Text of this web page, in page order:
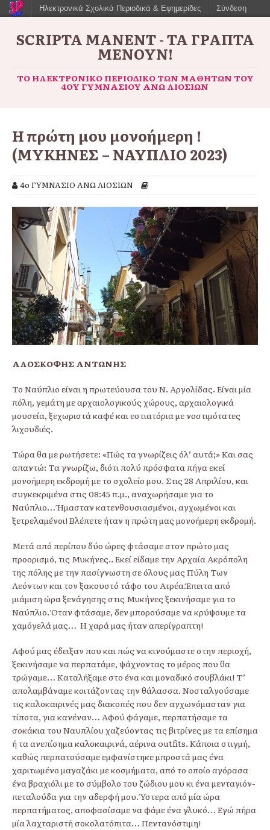
SCRIPTA MANENT - ΤΑ ΓΡΑΠΤΆ
ΜΈΝΟΥΝ!
ΤΟ ΗΛΕΚΤΡΟΝΙΚΌ ΠΕΡΙΟΔΙΚΌ ΤΩΝ ΜΑΘΗΤΏΝ ΤΟΥ
4ΟΥ ΓΥΜΝΑΣΊΟΥ ΆΝΩ ΛΙΟΣΊΩΝ
Η πρώτη μου μονοήμερη !
(ΜΥΚΗΝΕΣ – ΝΑΥΠΛΙΟ 2023)
4ο ΓΥΜΝΑΣΙΟ ΑΝΩ ΛΙΟΣΙΩΝ
ΑΛΟΣΚΟΦΗΣ ΑΝΤΩΝΗΣ
Το Ναύπλιο είναι η πρωτεύουσα του Ν. Αργολίδας. Είναι μία
πόλη, γεμάτη με αρχαιολογικούς χώρους, αρχαιολογικά
μουσεία, ξεχωριστά καφέ και εστιατόρια με νοστιμότατες
λιχουδιές.
Τώρα θα με ρωτήσετε: «Πώς τα γνωρίζεις όλ’ αυτά;» Και σας
απαντώ: Τα γνωρίζω, διότι πολύ πρόσφατα πήγα εκεί
μονοήμερη εκδρομή με το σχολείο μου. Στις 28 Απριλίου, και
συγκεκριμένα στις 08:45 π.μ., αναχωρήσαμε για το
Ναύπλιο… Ήμασταν κατενθουσιασμένοι, αγχωμένοι και
ξετρελαμένοι! Βλέπετε ήταν η πρώτη μας μονοήμερη εκδρομή.
Μετά από περίπου δύο ώρες φτάσαμε στον πρώτο μας
προορισμό, τις Μυκήνες.. Εκεί είδαμε την Αρχαία Ακρόπολη
της πόλης με την πασίγνωστη σε όλους μας Πύλη Των
Λεόντων και τον ξακουστό τάφο του Ατρέα.Έπειτα από
μιάμιση ώρα ξενάγησης στις Μυκήνες ξεκινήσαμε για το
Ναύπλιο. Όταν φτάσαμε, δεν μπορούσαμε να κρύψουμε τα
χαμόγελά μας… Η χαρά μας ήταν απερίγραπτη!
Αφού μας έδειξαν που και πώς να κινούμαστε στην περιοχή,
ξεκινήσαμε να περπατάμε, ψάχνοντας το μέρος που θα
τρώγαμε… Καταλήξαμε στο ένα και μοναδικό σουβλάκι! Τ’
απολαμβάναμε κοιτάζοντας την θάλασσα. Νοσταλγούσαμε
τις καλοκαιρινές μας διακοπές που δεν αγχωνόμασταν για
τίποτα, για κανέναν… Αφού φάγαμε, περπατήσαμε τα
σοκάκια του Ναυπλίου χαζεύοντας τις βιτρίνες με τα επίσημα
ή τα ανεπίσημα καλοκαιρινά, αέρινα outfits. Κάποια στιγμή,
καθώς περπατούσαμε εμφανίστηκε μπροστά μας ένα
χαριτωμένο μαγαζάκι με κοσμήματα, από το οποίο αγόρασα
ένα βραχιόλι με το σύμβολο του ζώδιου μου κι ένα μενταγιόν-
πεταλούδα για την αδερφή μου. Ύστερα από μία ώρα
περπατήματος, αποφασίσαμε να φάμε ένα γλυκό… Εγώ πήρα
μία λαχταριστή σοκολατόπιτα… Πεντανόστιμη!
Ηλεκτρονικά Σχολικά Περιοδικά & Εφημερίδες Σύνδεση